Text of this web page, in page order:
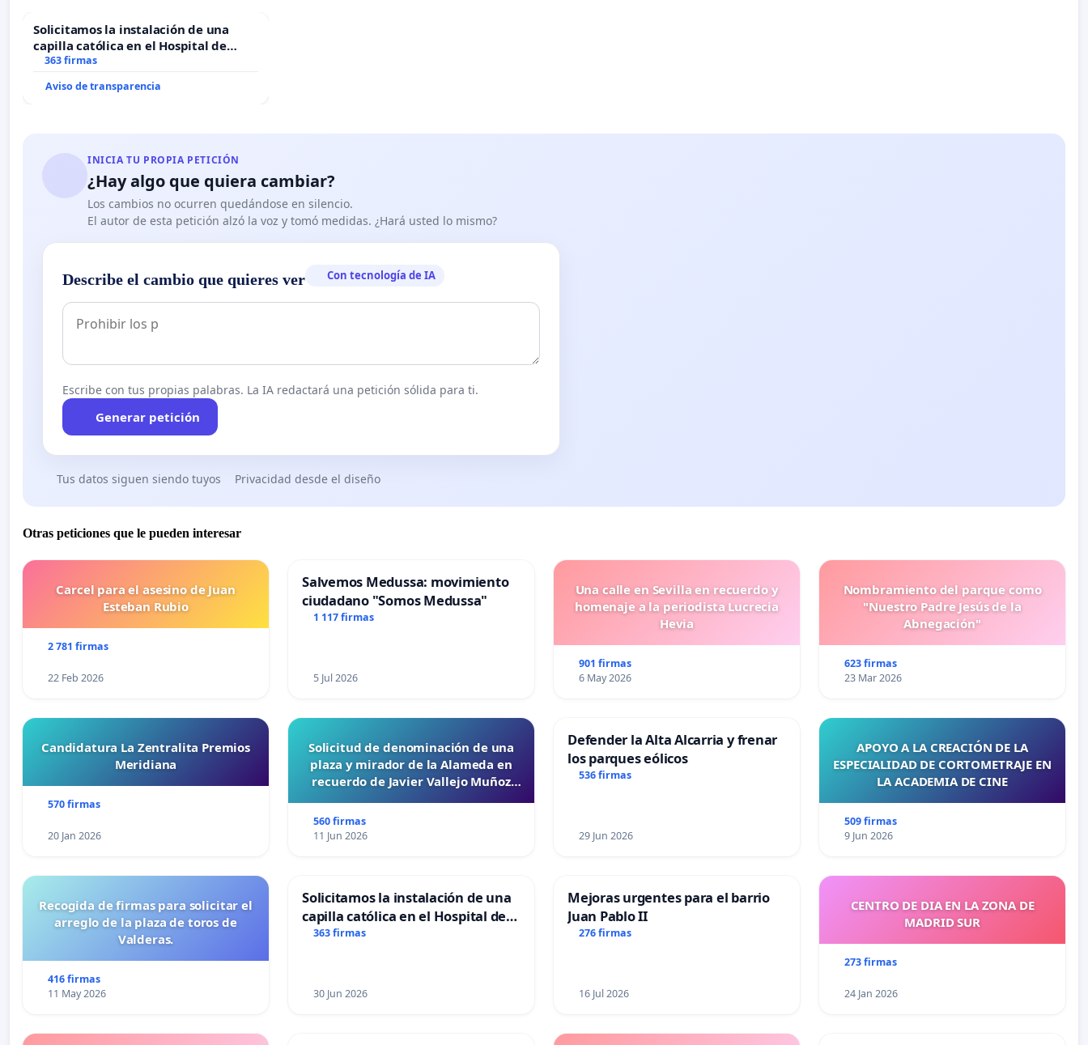
Solicitamos la instalación de una
capilla católica en el Hospital de
Alcañiz
363 firmas
Aviso de transparencia
INICIA TU PROPIA PETICIÓN
¿Hay algo que quiera cambiar?
Los cambios no ocurren quedándose en silencio.
El autor de esta petición alzó la voz y tomó medidas. ¿Hará usted lo mismo?
Describe el cambio que quieres ver Con tecnología de IA
Escribe con tus propias palabras. La IA redactará una petición sólida para ti.
Generar petición
Tus datos siguen siendo tuyos Privacidad desde el diseño
Otras peticiones que le pueden interesar
Carcel para el asesino de Juan
Esteban Rubio
2 781 firmas
22 Feb 2026
Salvemos Medussa: movimiento
ciudadano "Somos Medussa"
1 117 firmas
5 Jul 2026
Una calle en Sevilla en recuerdo y
homenaje a la periodista Lucrecia
Hevia
901 firmas
6 May 2026
Nombramiento del parque como
"Nuestro Padre Jesús de la
Abnegación"
623 firmas
23 Mar 2026
Candidatura La Zentralita Premios
Meridiana
570 firmas
20 Jan 2026
Solicitud de denominación de una
plaza y mirador de la Alameda en
recuerdo de Javier Vallejo Muñoz
560 firmas
11 Jun 2026
Defender la Alta Alcarria y frenar
los parques eólicos
536 firmas
29 Jun 2026
APOYO A LA CREACIÓN DE LA
ESPECIALIDAD DE CORTOMETRAJE EN
LA ACADEMIA DE CINE
509 firmas
9 Jun 2026
Recogida de firmas para solicitar el
arreglo de la plaza de toros de
Valderas.
416 firmas
11 May 2026
Solicitamos la instalación de una
capilla católica en el Hospital de
Alcañiz
363 firmas
30 Jun 2026
Mejoras urgentes para el barrio
Juan Pablo II
276 firmas
16 Jul 2026
CENTRO DE DIA EN LA ZONA DE
MADRID SUR
273 firmas
24 Jan 2026